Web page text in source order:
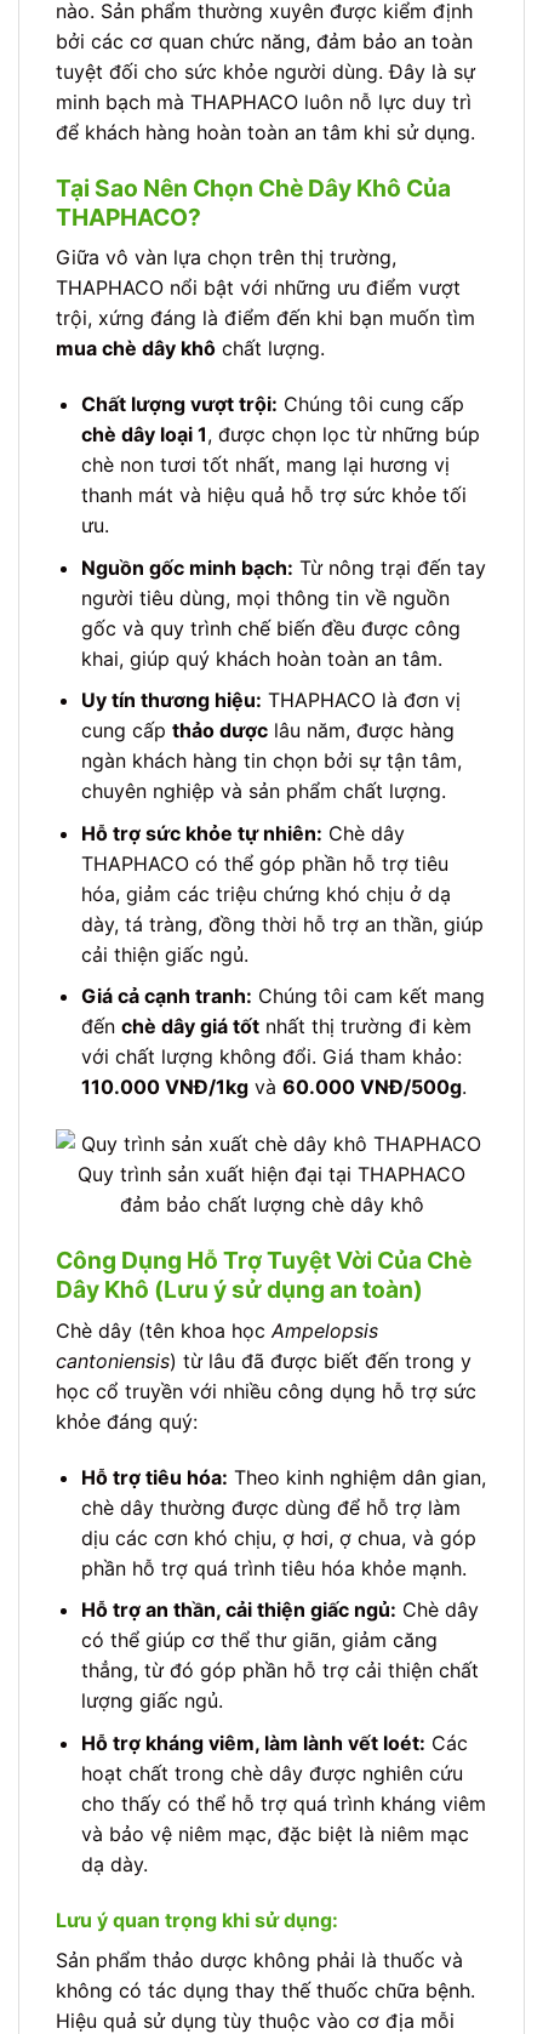
nào. Sản phẩm thường xuyên được kiểm định
bởi các cơ quan chức năng, đảm bảo an toàn
tuyệt đối cho sức khỏe người dùng. Đây là sự
minh bạch mà THAPHACO luôn nỗ lực duy trì
để khách hàng hoàn toàn an tâm khi sử dụng.
Tại Sao Nên Chọn Chè Dây Khô Của
THAPHACO?
Giữa vô vàn lựa chọn trên thị trường,
THAPHACO nổi bật với những ưu điểm vượt
trội, xứng đáng là điểm đến khi bạn muốn tìm
mua chè dây khô chất lượng.
Chất lượng vượt trội: Chúng tôi cung cấp
chè dây loại 1, được chọn lọc từ những búp
chè non tươi tốt nhất, mang lại hương vị
thanh mát và hiệu quả hỗ trợ sức khỏe tối
ưu.
Nguồn gốc minh bạch: Từ nông trại đến tay
người tiêu dùng, mọi thông tin về nguồn
gốc và quy trình chế biến đều được công
khai, giúp quý khách hoàn toàn an tâm.
Uy tín thương hiệu: THAPHACO là đơn vị
cung cấp thảo dượclâu năm, được hàng
ngàn khách hàng tin chọn bởi sự tận tâm,
chuyên nghiệp và sản phẩm chất lượng.
Hỗ trợ sức khỏe tự nhiên: Chè dây
THAPHACO có thể góp phần hỗ trợ tiêu
hóa, giảm các triệu chứng khó chịu ở dạ
dày, tá tràng, đồng thời hỗ trợ an thần, giúp
cải thiện giấc ngủ.
Giá cả cạnh tranh: Chúng tôi cam kết mang
đến chè dây giá tốtnhất thị trường đi kèm
với chất lượng không đổi. Giá tham khảo:
110.000 VNĐ/1kgvà 60.000 VNĐ/500g.
Quy trình sản xuất hiện đại tại THAPHACO
đảm bảo chất lượng chè dây khô
Công Dụng Hỗ Trợ Tuyệt Vời Của Chè
Dây Khô (Lưu ý sử dụng an toàn)
Chè dây (tên khoa học Ampelopsis
cantoniensis) từ lâu đã được biết đến trong y
học cổ truyền với nhiều công dụng hỗ trợ sức
khỏe đáng quý:
Hỗ trợ tiêu hóa: Theo kinh nghiệm dân gian,
chè dây thường được dùng để hỗ trợ làm
dịu các cơn khó chịu, ợ hơi, ợ chua, và góp
phần hỗ trợ quá trình tiêu hóa khỏe mạnh.
Hỗ trợ an thần, cải thiện giấc ngủ: Chè dây
có thể giúp cơ thể thư giãn, giảm căng
thẳng, từ đó góp phần hỗ trợ cải thiện chất
lượng giấc ngủ.
Hỗ trợ kháng viêm, làm lành vết loét: Các
hoạt chất trong chè dây được nghiên cứu
cho thấy có thể hỗ trợ quá trình kháng viêm
và bảo vệ niêm mạc, đặc biệt là niêm mạc
dạ dày.
Lưu ý quan trọng khi sử dụng:
Sản phẩm thảo dược không phải là thuốc và
không có tác dụng thay thế thuốc chữa bệnh.
Hiệu quả sử dụng tùy thuộc vào cơ địa mỗi